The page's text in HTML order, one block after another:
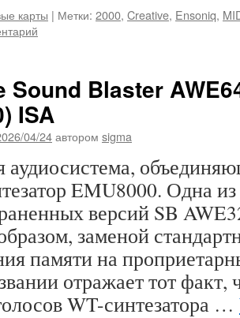
карты | Метки: 2000, Creative, Ensoniq,
Sound Blaster
ISA
04/24автором sigma
аудиосистема,
EMU8000. Одна
версий SB
заменой
памяти на
отражает тот факт,
WT-синтезатора …